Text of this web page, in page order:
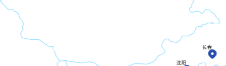
沈阳
长春